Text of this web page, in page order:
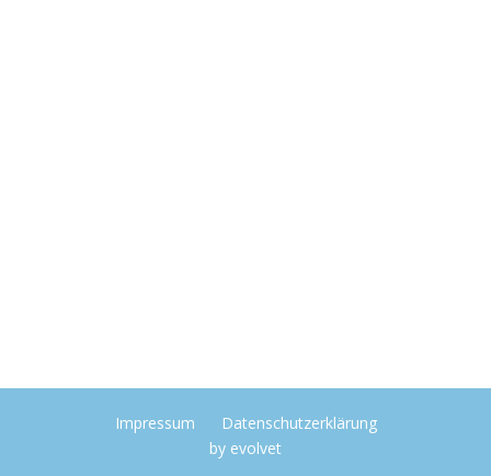
Impressum
Datenschutzerklärung
by evolvet